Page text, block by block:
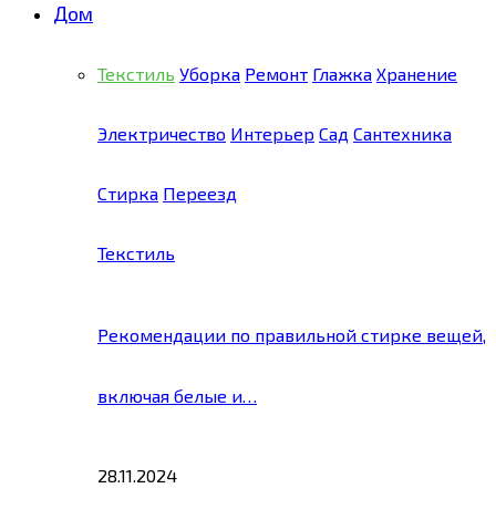
Дом
Текстиль Уборка Ремонт Глажка Хранение
Электричество Интерьер Сад Сантехника
Стирка Переезд
Текстиль
Рекомендации по правильной стирке вещей,
включая белые и…
28.11.2024